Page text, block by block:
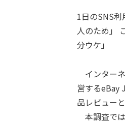
1日のSNS
人のため」
分ウケ」
インター
営するeBay
品レビュー
本調査で